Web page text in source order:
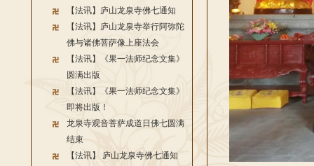
【法讯】庐山龙泉寺佛七通知
【法讯】庐山龙泉寺举行阿弥陀
佛与诸佛菩萨像上座法会
【法讯】《果一法师纪念文集》
圆满出版
【法讯】《果一法师纪念文集》
即将出版！
龙泉寺观音菩萨成道日佛七圆满
结束
【法讯】 庐山龙泉寺佛七通知